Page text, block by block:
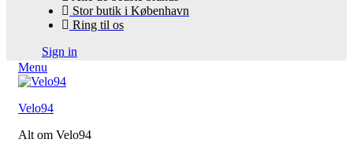
Stor butik i København
Ring til os
Sign in
Menu
Velo94
Alt om Velo94